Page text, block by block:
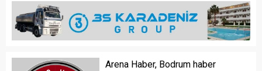
Arena Haber, Bodrum haber